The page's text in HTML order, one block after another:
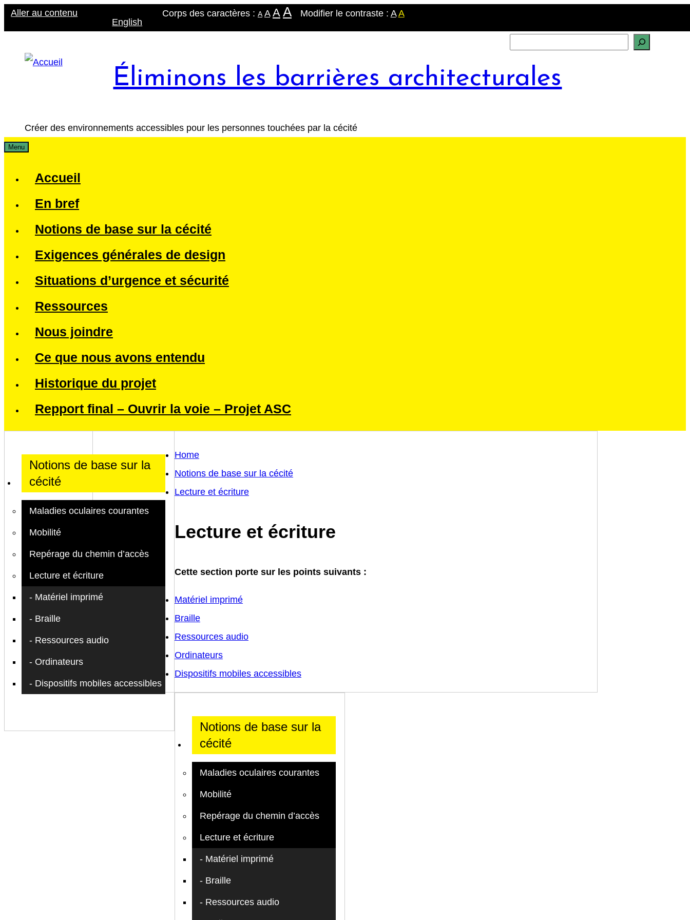
Skip
to
Aller au contenu
English
Corps des caractères : A A A A Modifier le contraste : A A
Éliminons les barrières architecturales
Créer des environnements accessibles pour les personnes touchées par la cécité
Menu
Accueil
En bref
Notions de base sur la cécité
Exigences générales de design
Situations d’urgence et sécurité
Ressources
Nous joindre
Ce que nous avons entendu
Historique du projet
Repport final – Ouvrir la voie – Projet ASC
Notions de base sur la
cécité
Maladies oculaires courantes
Mobilité
Repérage du chemin d’accès
Lecture et écriture
Matériel imprimé
Braille
Ressources audio
Ordinateurs
Dispositifs mobiles accessibles
Home
Notions de base sur la cécité
Lecture et écriture
Lecture et écriture
Cette section porte sur les points suivants :
Matériel imprimé
Braille
Ressources audio
Ordinateurs
Dispositifs mobiles accessibles
Notions de base sur la
cécité
Maladies oculaires courantes
Mobilité
Repérage du chemin d’accès
Lecture et écriture
Matériel imprimé
Braille
Ressources audio